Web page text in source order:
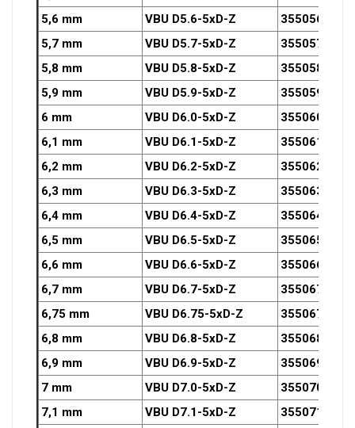
5,6 mm
VBU D5.6-5xD-Z
3550560OZ
5,7 mm
VBU D5.7-5xD-Z
3550570OZ
5,8 mm
VBU D5.8-5xD-Z
3550580OZ
5,9 mm
VBU D5.9-5xD-Z
3550590OZ
6 mm
VBU D6.0-5xD-Z
3550600OZ
6,1 mm
VBU D6.1-5xD-Z
3550610OZ
6,2 mm
VBU D6.2-5xD-Z
3550620OZ
6,3 mm
VBU D6.3-5xD-Z
3550630OZ
6,4 mm
VBU D6.4-5xD-Z
3550640OZ
6,5 mm
VBU D6.5-5xD-Z
3550650OZ
6,6 mm
VBU D6.6-5xD-Z
3550660OZ
6,7 mm
VBU D6.7-5xD-Z
3550670OZ
6,75 mm
VBU D6.75-5xD-Z
3550675OZ
6,8 mm
VBU D6.8-5xD-Z
3550680OZ
6,9 mm
VBU D6.9-5xD-Z
3550690OZ
7 mm
VBU D7.0-5xD-Z
3550700OZ
7,1 mm
VBU D7.1-5xD-Z
3550710OZ